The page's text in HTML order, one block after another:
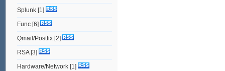
Splunk[1]
Func[6]
Qmail/Postfix[2]
RSA[3]
Hardware/Network[1]